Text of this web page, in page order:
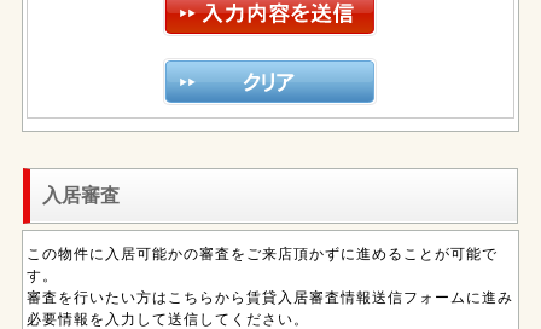
入居審査
この物件に入居可能かの審査をご来店頂かずに進めることが可能で
す。
審査を行いたい方はこちらから賃貸入居審査情報送信フォームに進み
必要情報を入力して送信してください。